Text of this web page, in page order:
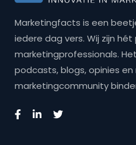
Marketingfacts is een
iedere dag vers. Wij zijn
marketingprofessionals.
podcasts, blogs, opinies
marketingcommunity